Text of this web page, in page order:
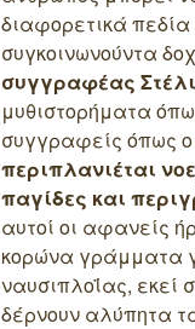
διαφορετικά πεδία
συγκοινωνούντα
συγγραφέας
μυθιστορήματα
συγγραφείς όπως
περιπλανιέται
παγίδες και
αυτοί οι αφανείς
κορώνα γράμματα
ναυσιπλοΐας,
δέρνουν αλύπητα